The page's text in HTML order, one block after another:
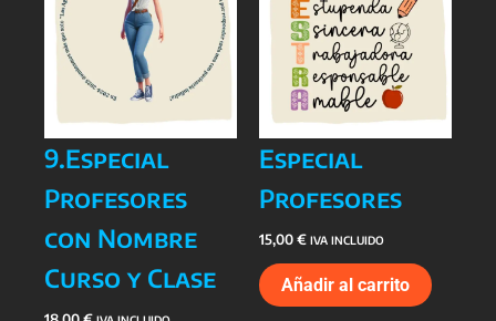
9.Especial
Profesores
con Nombre
Curso y Clase
Especial
Profesores
15,00€ IVA INCLUIDO
Añadir al carrito